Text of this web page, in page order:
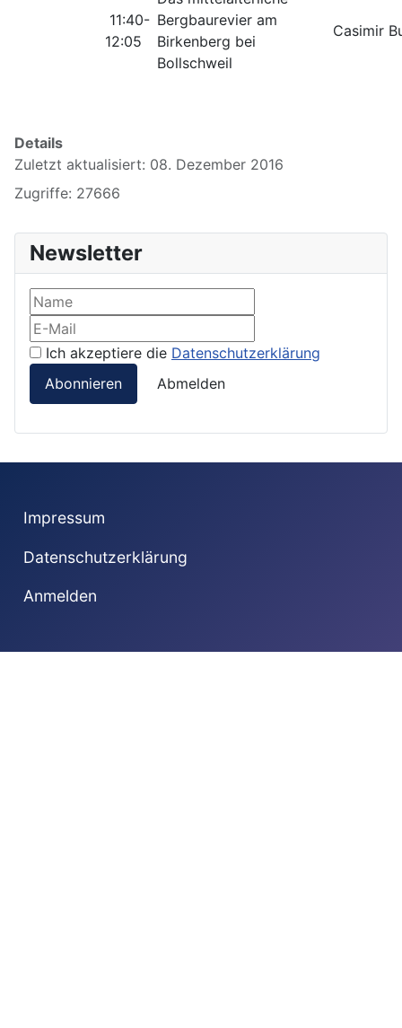
11:40-
12:05
Bergbaurevier am
Birkenberg bei
Bollschweil
Casimir
Details
Zuletzt aktualisiert: 08. Dezember 2016
Zugriffe: 27666
Newsletter
Ich akzeptiere die Datenschutzerklärung
Abonnieren
Abmelden
Impressum
Datenschutzerklärung
Anmelden